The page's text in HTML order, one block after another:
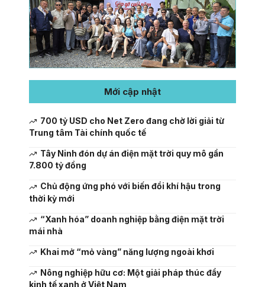
Mới cập nhật
700 tỷ USD cho Net Zero đang chờ lời giải từ
Trung tâm Tài chính quốc tế
Tây Ninh đón dự án điện mặt trời quy mô gần
7.800 tỷ đồng
Chủ động ứng phó với biến đổi khí hậu trong
thời kỳ mới
“Xanh hóa” doanh nghiệp bằng điện mặt trời
mái nhà
Khai mở “mỏ vàng” năng lượng ngoài khơi
Nông nghiệp hữu cơ: Một giải pháp thúc đẩy
kinh tế xanh ở Việt Nam